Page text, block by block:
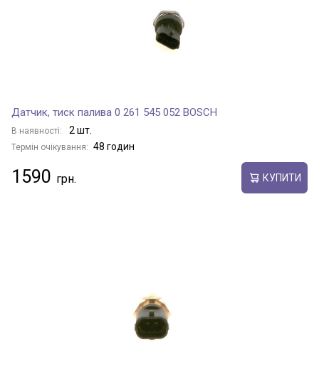
Датчик, тиск палива 0 261 545 052 BOSCH
В наявності: 2 шт.
Термін очікування: 48 годин
1590 КУПИТИ